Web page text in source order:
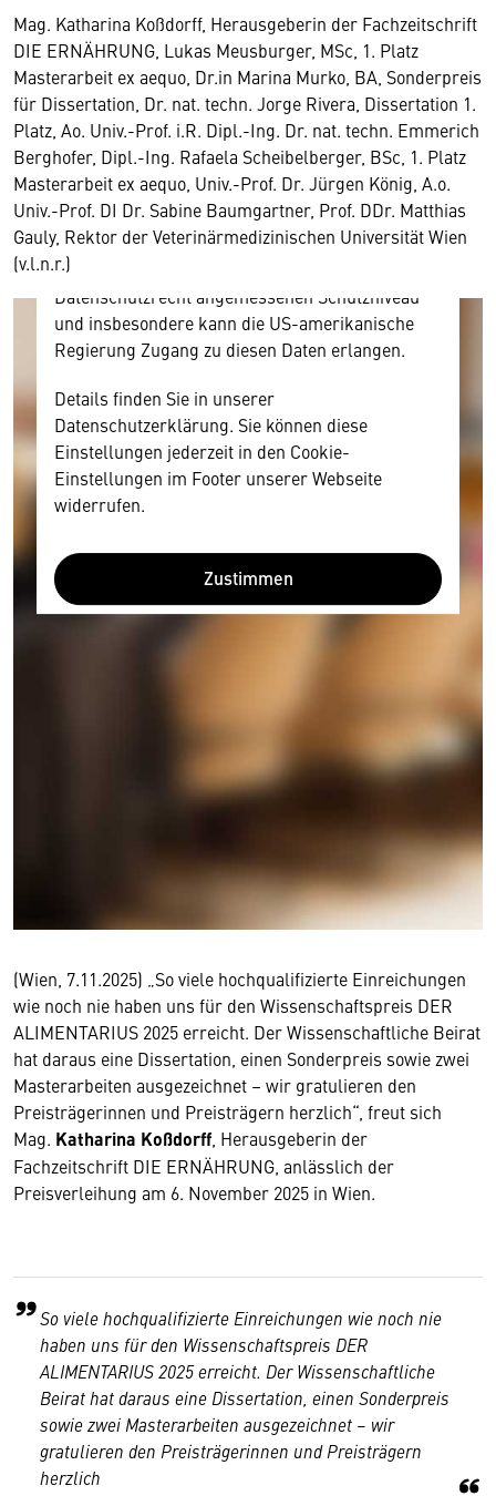
Mag. Katharina Koßdorff, Herausgeberin der Fachzeitschrift
DIE ERNÄHRUNG, Lukas Meusburger, MSc, 1. Platz
Masterarbeit ex aequo, Dr.in Marina Murko, BA, Sonderpreis
für Dissertation, Dr. nat. techn. Jorge Rivera, Dissertation 1.
Platz, Ao. Univ.-Prof. i.R. Dipl.-Ing. Dr. nat. techn. Emmerich
Berghofer, Dipl.-Ing. Rafaela Scheibelberger, BSc, 1. Platz
Masterarbeit ex aequo, Univ.-Prof. Dr. Jürgen König, A.o.
Univ.-Prof. DI Dr. Sabine Baumgartner, Prof. DDr. Matthias
Gauly, Rektor der Veterinärmedizinischen Universität Wien
(v.l.n.r.)
Wir benötigen Ihre Zustimmung
Hier würden wir Ihnen gerne einen externen
Inhalt anzeigen. Dafür benötigen wir allerdings
Ihre Zustimmung, da Ihr Browser
personenbezogene technische Daten zu Geräten
und Nutzerverhalten mitunter mit US-
amerikanischen Anbietern austauscht.
Diese Daten unterliegen keinem dem EU-
Datenschutzrecht angemessenen Schutzniveau
und insbesondere kann die US-amerikanische
Regierung Zugang zu diesen Daten erlangen.
Details finden Sie in unserer
Datenschutzerklärung. Sie können diese
Einstellungen jederzeit in den Cookie-
Einstellungen im Footer unserer Webseite
widerrufen.
Zustimmen
(Wien, 7.11.2025) „So viele hochqualifizierte Einreichungen
wie noch nie haben uns für den Wissenschaftspreis DER
ALIMENTARIUS 2025 erreicht. Der Wissenschaftliche Beirat
hat daraus eine Dissertation, einen Sonderpreis sowie zwei
Masterarbeiten ausgezeichnet – wir gratulieren den
Preisträgerinnen und Preisträgern herzlich“, freut sich
Mag. Katharina Koßdorff , Herausgeberin der
Fachzeitschrift DIE ERNÄHRUNG, anlässlich der
Preisverleihung am 6. November 2025 in Wien.
So viele hochqualifizierte Einreichungen wie noch nie
haben uns für den Wissenschaftspreis DER
ALIMENTARIUS 2025 erreicht. Der Wissenschaftliche
Beirat hat daraus eine Dissertation, einen Sonderpreis
sowie zwei Masterarbeiten ausgezeichnet – wir
gratulieren den Preisträgerinnen und Preisträgern
herzlich